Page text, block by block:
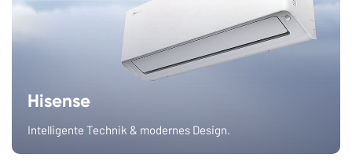
Hisense
Intelligente Technik & modernes Design.